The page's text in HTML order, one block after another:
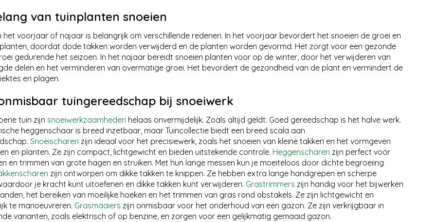
van tuinplanten snoeien
het voorjaar of najaar is belangrijk om verschillende redenen. In het voorjaar bevordert het snoeien de groei en
doordat dode takken worden verwijderd en de planten worden gevormd. Het zorgt voor een gezonde
gedurende het seizoen. In het najaar bereidt snoeien planten voor op de winter, door het verwijderen van
delen en het verminderen van overmatige groei. Het bevordert de gezondheid van de plant en vermindert de
en plagen.
tuingereedschap bij snoeiwerk
tuin zijn snoeiwerkzaamheden helaas onvermijdelijk. Zoals altijd geldt: Goed gereedschap is het halve werk.
heggenschaar is breed inzetbaar, maar Tuincollectie biedt een breed scala aan
Snoeischaren zijn ideaal voor het precisiewerk, zoals het snoeien van kleine takken en het vormgeven
en planten. Ze zijn compact, lichtgewicht en bieden uitstekende controle. Heggenscharen zijn perfect voor
en trimmen van grote hagen en struiken. Met hun lange messen kun je moeiteloos door dichte begroeiing
zijn ontworpen om dikke takken te knippen. Ze hebben extra lange handgrepen en scherpe
je kracht kunt uitoefenen en dikke takken kunt verwijderen. Grastrimmers zijn handig voor het bijwerken
het bereiken van moeilijke hoeken en het trimmen van gras rond obstakels. Ze zijn lichtgewicht en
te manoeuvreren. Grasmaaiers zijn onmisbaar voor het onderhoud van een gazon. Ze zijn verkrijgbaar in
varianten, zoals elektrisch of op benzine, en zorgen voor een gelijkmatig gemaaid gazon.